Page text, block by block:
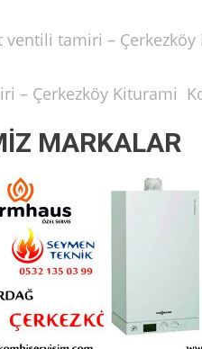
ventili tamiri –
– Çerkezköy Kiturami
MARKALAR